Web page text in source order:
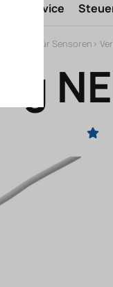
Service
für Sensoren >